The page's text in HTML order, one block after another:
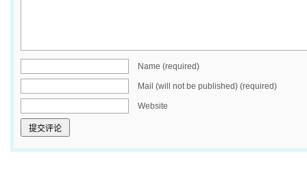
Name (required)
Mail (will not be published) (required)
Website